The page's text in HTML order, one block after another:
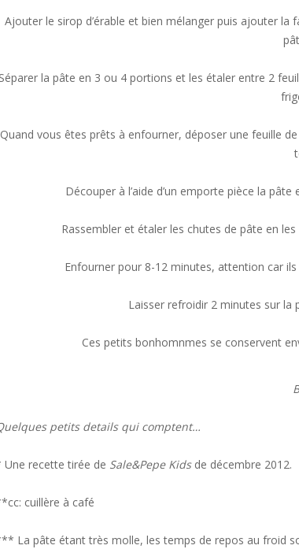
Ajouter le sirop d’érable et bien mélanger puis ajouter la
Séparer la pâte en 3 ou 4 portions et les étaler entre 2
Quand vous êtes prêts à enfourner, déposer une feuille
Découper à l’aide d’un emporte pièce la
Rassembler et étaler les chutes de pâte en
Enfourner pour 8-12 minutes, attention car
Laisser refroidir 2 minutes sur la
Ces petits bonhomnmes se conservent
petits details qui comptent…
Une recette tirée de Sale&Pepe Kidsde décembre 2012.
cuillère à café
La pâte étant très molle, les temps de repos au froid